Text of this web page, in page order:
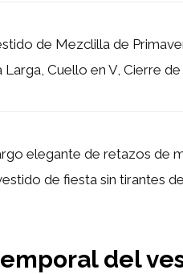
de Mezclilla de
Larga, Cuello en V, Cierre de
elegante de retazos de
de fiesta sin tirantes
del